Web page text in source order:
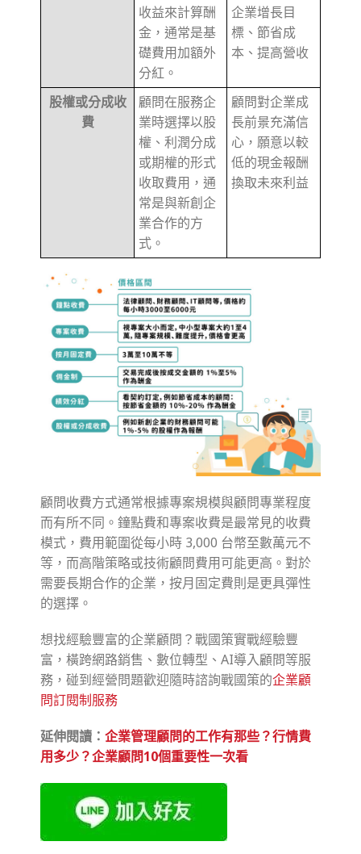
收益來計算酬
金，通常是基
礎費用加額外
分紅。
企業增長目
標、節省成
本、提高營收
股權或分成收
費
顧問在服務企
業時選擇以股
權、利潤分成
或期權的形式
收取費用，通
常是與新創企
業合作的方
式。
顧問對企業成
長前景充滿信
心，願意以較
低的現金報酬
換取未來利益
顧問收費方式通常根據專案規模與顧問專業程度
而有所不同。鐘點費和專案收費是最常見的收費
模式，費用範圍從每小時 3,000 台幣至數萬元不
等，而高階策略或技術顧問費用可能更高。對於
需要長期合作的企業，按月固定費則是更具彈性
的選擇。
想找經驗豐富的企業顧問？戰國策實戰經驗豐
富，橫跨網路銷售、數位轉型、AI導入顧問等服
務，碰到經營問題歡迎隨時諮詢戰國策的企業顧
問訂閱制服務
延伸閱讀： 企業管理顧問的工作有那些？行情費
用多少？企業顧問10個重要性一次看